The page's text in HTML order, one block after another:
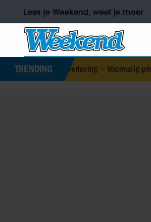
Lees je Weekend, weet je meer
TRENDING
verloving• Voormalig prins Andrew